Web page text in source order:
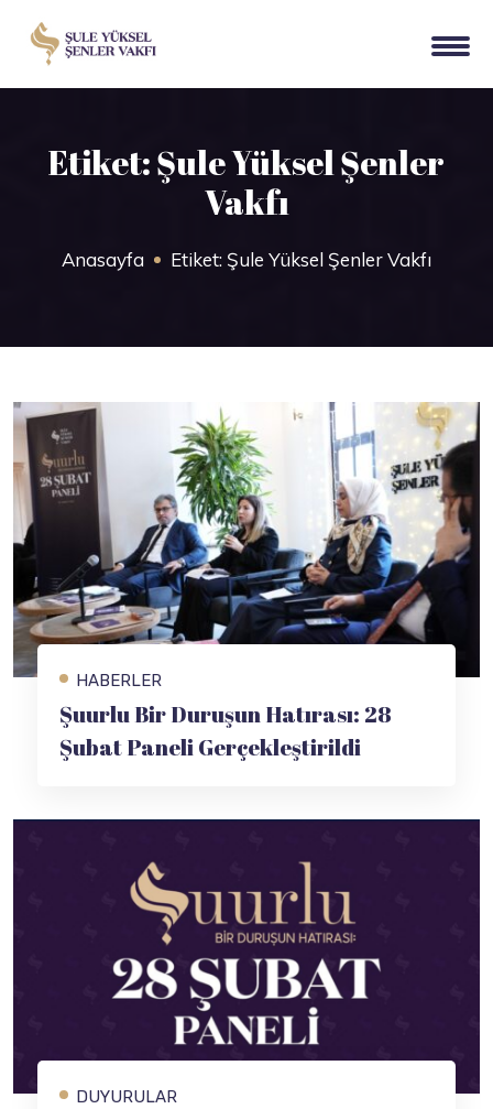
Etiket:Şule Yüksel Şenler
Vakfı
Anasayfa Etiket: Şule Yüksel Şenler Vakfı
HABERLER
Şuurlu Bir Duruşun Hatırası: 28
Şubat Paneli Gerçekleştirildi
DUYURULAR